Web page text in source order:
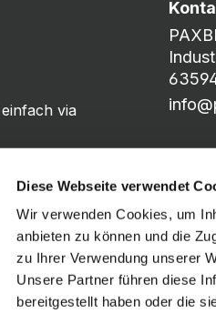
Diese Webseite verwendet
Wir verwenden Cookies, um
anbieten zu können und die
zu Ihrer Verwendung unserer
Unsere Partner führen diese
bereitgestellt haben oder die
via